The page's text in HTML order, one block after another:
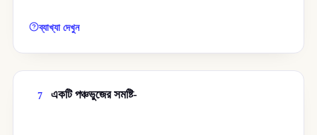
ব্যাখ্যা দেখুন
7 একটি পঞ্চভুজের সমষ্টি-